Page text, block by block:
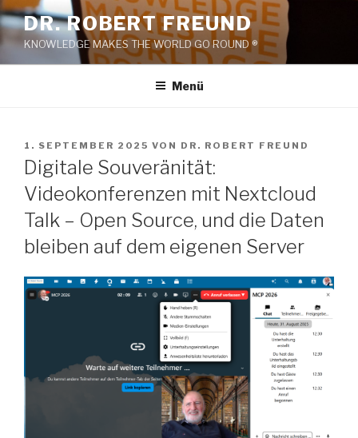
Zum
Inhalt
springen
DR. ROBERT FREUND
KNOWLEDGE MAKES THE WORLD GO ROUND ®
Menü
VERÖFFENTLICHT
AM
1. SEPTEMBER 2025 VON DR. ROBERT FREUND
Digitale Souveränität:
Videokonferenzen mit Nextcloud
Talk – Open Source, und die Daten
bleiben auf dem eigenen Server